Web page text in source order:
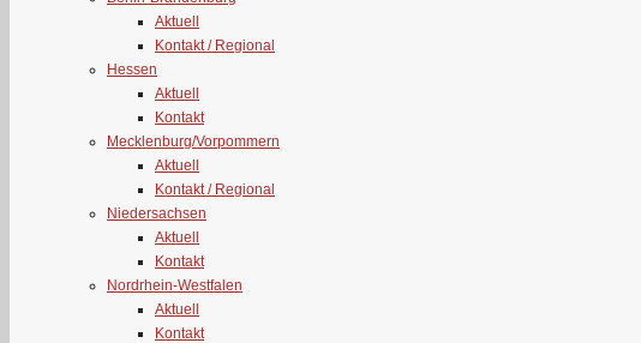
Aktuell
Kontakt / Regional
Hessen
Aktuell
Kontakt
Mecklenburg/Vorpommern
Aktuell
Kontakt / Regional
Niedersachsen
Aktuell
Kontakt
Nordrhein-Westfalen
Aktuell
Kontakt